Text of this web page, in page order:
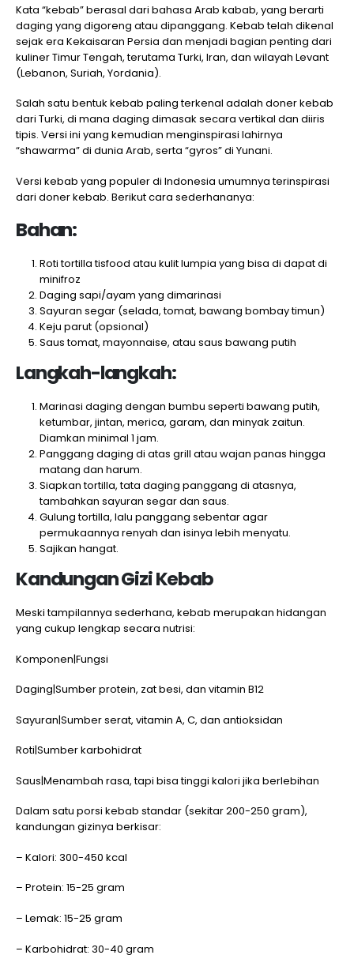
Kata “kebab” berasal dari bahasa Arab kabab, yang berarti
daging yang digoreng atau dipanggang. Kebab telah dikenal
sejak era Kekaisaran Persia dan menjadi bagian penting dari
kuliner Timur Tengah, terutama Turki, Iran, dan wilayah Levant
(Lebanon, Suriah, Yordania).
Salah satu bentuk kebab paling terkenal adalah doner kebab
dari Turki, di mana daging dimasak secara vertikal dan diiris
tipis. Versi ini yang kemudian menginspirasi lahirnya
“shawarma” di dunia Arab, serta “gyros” di Yunani.
Versi kebab yang populer di Indonesia umumnya terinspirasi
dari doner kebab. Berikut cara sederhananya:
Bahan:
Roti tortilla tisfood atau kulit lumpia yang bisa di dapat di
minifroz
Daging sapi/ayam yang dimarinasi
Sayuran segar (selada, tomat, bawang bombay timun)
Keju parut (opsional)
Saus tomat, mayonnaise, atau saus bawang putih
Langkah-langkah:
Marinasi daging dengan bumbu seperti bawang putih,
ketumbar, jintan, merica, garam, dan minyak zaitun.
Diamkan minimal 1 jam.
Panggang daging di atas grill atau wajan panas hingga
matang dan harum.
Siapkan tortilla, tata daging panggang di atasnya,
tambahkan sayuran segar dan saus.
Gulung tortilla, lalu panggang sebentar agar
permukaannya renyah dan isinya lebih menyatu.
Sajikan hangat.
Kandungan Gizi Kebab
Meski tampilannya sederhana, kebab merupakan hidangan
yang cukup lengkap secara nutrisi:
Komponen|Fungsi
Daging|Sumber protein, zat besi, dan vitamin B12
Sayuran|Sumber serat, vitamin A, C, dan antioksidan
Roti|Sumber karbohidrat
Saus|Menambah rasa, tapi bisa tinggi kalori jika berlebihan
Dalam satu porsi kebab standar (sekitar 200-250 gram),
kandungan gizinya berkisar:
– Kalori: 300-450 kcal
– Protein: 15-25 gram
– Lemak: 15-25 gram
– Karbohidrat: 30-40 gram